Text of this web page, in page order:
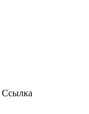
Ссылка